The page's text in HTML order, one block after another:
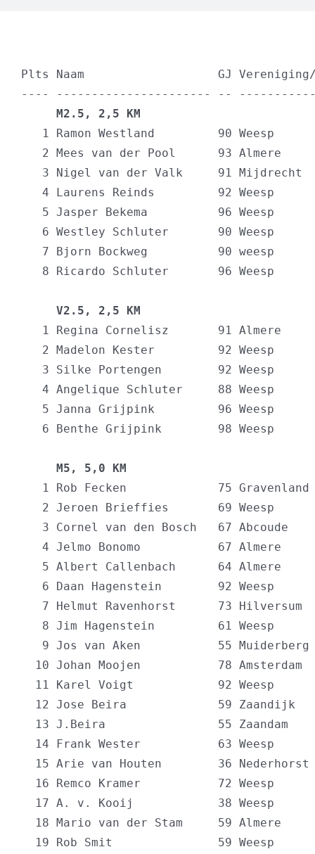
Plts Naam                   GJ Vereniging/
M2.5,
1 Ramon Westland         90 Weesp
2 Mees van der Pool      93 Almere
3 Nigel van der Valk     91 Mijdrecht
4 Laurens Reinds         92 Weesp
5 Jasper Bekema          96 Weesp
6 Westley Schluter       90 Weesp
7 Bjorn Bockweg          90 weesp
8 Ricardo Schluter       96 Weesp
V2.5,
1 Regina Cornelisz       91 Almere
2 Madelon Kester         92 Weesp
3 Silke Portengen        92 Weesp
4 Angelique Schluter     88 Weesp
5 Janna Grijpink         96 Weesp
6 Benthe Grijpink        98 Weesp
M5,
1 Rob Fecken             75 Gravenland
2 Jeroen Brieffies       69 Weesp
3 Cornel van den Bosch   67 Abcoude
4 Jelmo Bonomo           67 Almere
5 Albert Callenbach      64 Almere
6 Daan Hagenstein        92 Weesp
7 Helmut Ravenhorst      73 Hilversum
8 Jim Hagenstein         61 Weesp
9 Jos van Aken           55 Muiderberg
10 Johan Moojen           78 Amsterdam
11 Karel Voigt            92 Weesp
12 Jose Beira             59 Zaandijk
13 J.Beira                55 Zaandam
14 Frank Wester           63 Weesp
15 Arie van Houten        36 Nederhorst
16 Remco Kramer           72 Weesp
17 A. v. Kooij            38 Weesp
18 Mario van der Stam     59 Almere
19 Rob Smit               59 Weesp